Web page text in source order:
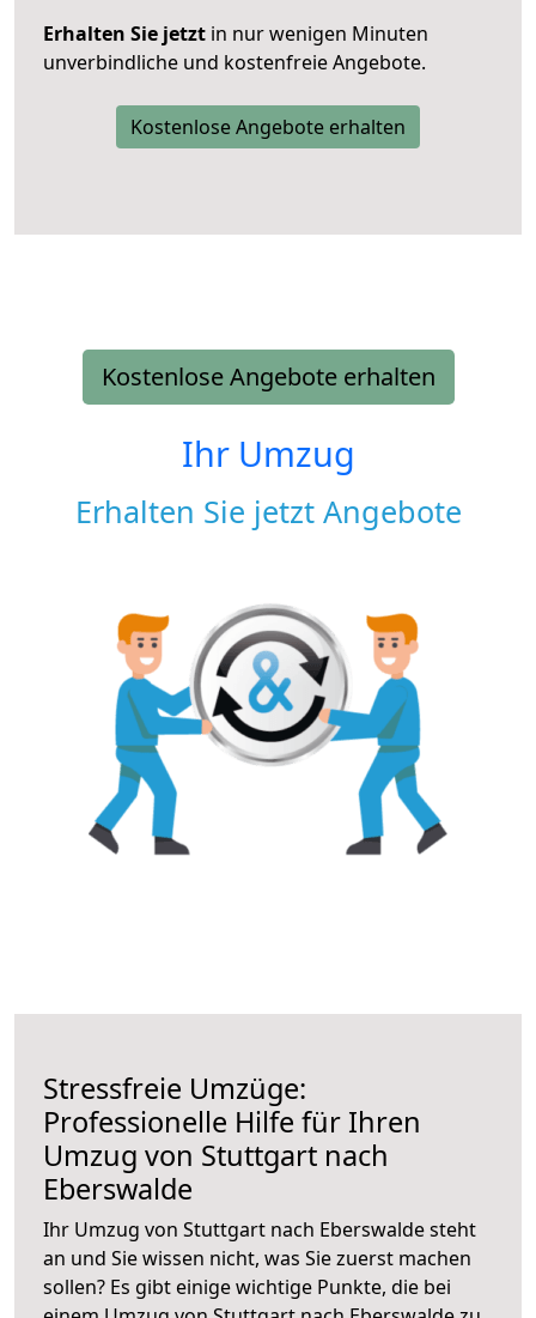
Erhalten Sie jetzt in nur wenigen Minuten
unverbindliche und kostenfreie Angebote.
Kostenlose Angebote erhalten
Kostenlose Angebote erhalten
Ihr Umzug
Erhalten Sie jetzt Angebote
Stressfreie Umzüge:
Professionelle Hilfe für Ihren
Umzug von Stuttgart nach
Eberswalde
Ihr Umzug von Stuttgart nach Eberswalde steht
an und Sie wissen nicht, was Sie zuerst machen
sollen? Es gibt einige wichtige Punkte, die bei